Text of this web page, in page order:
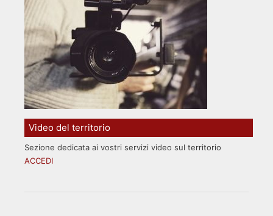
Video del territorio
Sezione dedicata ai vostri servizi video sul territorio
ACCEDI